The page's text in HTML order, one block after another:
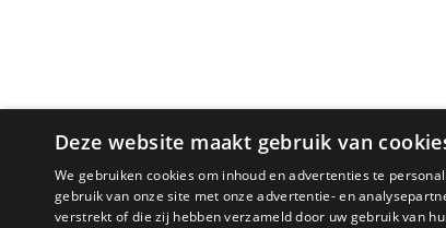
Deze website maakt gebruik van
We gebruiken cookies om inhoud en advertenties te
gebruik van onze site met onze advertentie- en
verstrekt of die zij hebben verzameld door uw gebruik van